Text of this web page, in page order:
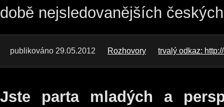
době nejsledovanějších
publikováno 29.05.2012 Rozhovory trvalý odkaz:
Jste parta mladých a